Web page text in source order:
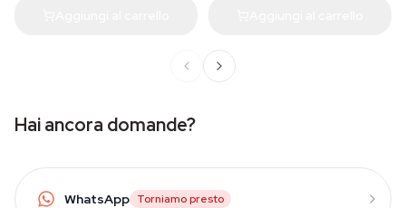
Hai ancora domande?
WhatsApp Torniamo presto